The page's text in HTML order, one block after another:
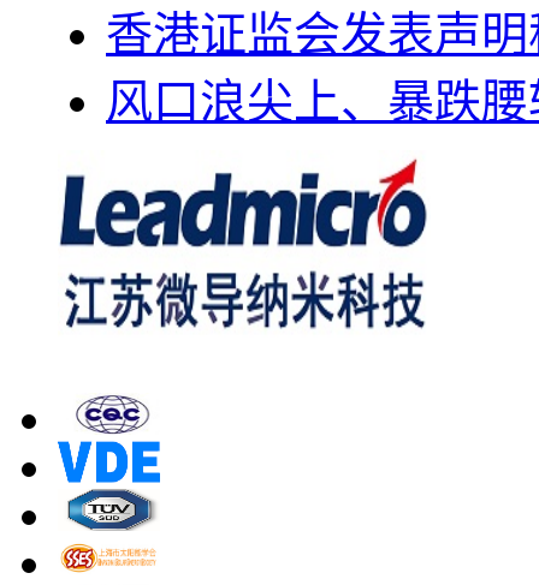
香港证监会发表声
风口浪尖上、暴跌